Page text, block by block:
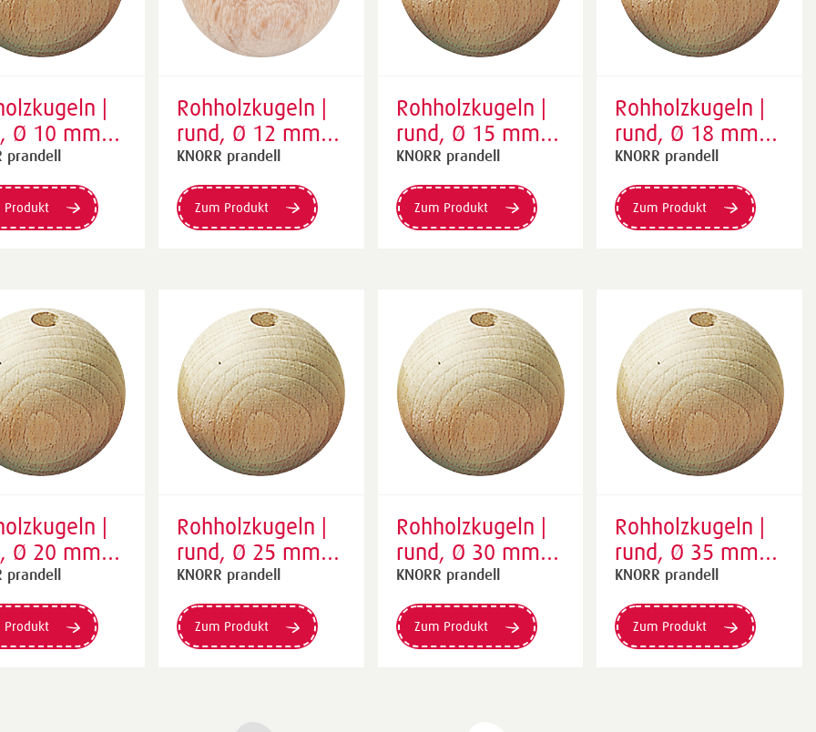
|
Ø 10 mm,
47 Stück
prandell
Produkt
Rohholzkugeln |
rund, Ø 12 mm,
natur, 28 Stück
KNORR prandell
Zum Produkt
Rohholzkugeln |
rund, Ø 15 mm,
natur, 14 Stück
KNORR prandell
Zum Produkt
Rohholzkugeln |
rund, Ø 18 mm,
natur, 10 Stück
KNORR prandell
Zum Produkt
|
Ø 20 mm,
10 Stück
prandell
Produkt
Rohholzkugeln |
rund, Ø 25 mm,
natur, 10 Stück
KNORR prandell
Zum Produkt
Rohholzkugeln |
rund, Ø 30 mm,
natur, 10 Stück
KNORR prandell
Zum Produkt
Rohholzkugeln |
rund, Ø 35 mm,
natur, 8 Stück
KNORR prandell
Zum Produkt